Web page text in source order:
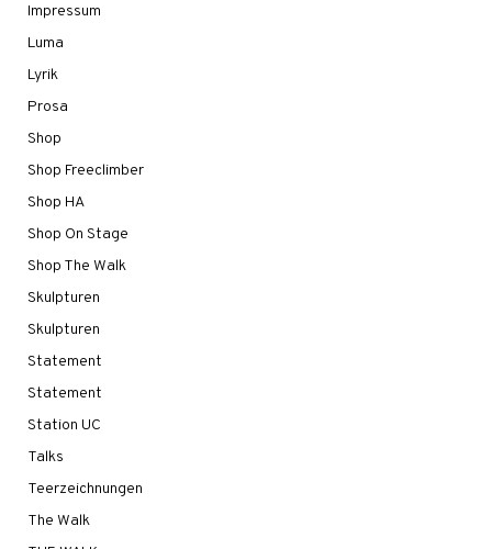
Impressum
Luma
Lyrik
Prosa
Shop
Shop Freeclimber
Shop HA
Shop On Stage
Shop The Walk
Skulpturen
Skulpturen
Statement
Statement
Station UC
Talks
Teerzeichnungen
The Walk